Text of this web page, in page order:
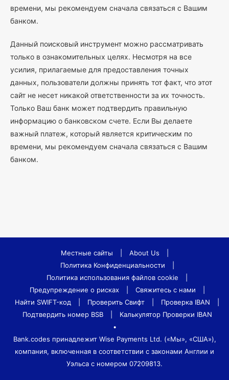
времени, мы рекомендуем сначала связаться с Вашим
банком.
Данный поисковый инструмент можно рассматривать
только в ознакомительных целях. Несмотря на все
усилия, прилагаемые для предоставления точных
данных, пользователи должны принять тот факт, что этот
сайт не несет никакой ответственности за их точность.
Только Ваш банк может подтвердить правильную
информацию о банковском счете. Если Вы делаете
важный платеж, который является критическим по
времени, мы рекомендуем сначала связаться с Вашим
банком.
Местные сайты About Us
Политика Конфиденциальности
Политика использования файлов cookie
Предупреждение о рисках
Свяжитесь с нами
Найти SWIFT-код
Проверить Свифт Проверка IBAN
Подтвердить номер BSB
Калькулятор Проверки IBAN
•
Bank.codes принадлежит Wise Payments Ltd. («Мы», «США»),
компания, включенная в соответствии с законами Англии и
Уэльса с номером 07209813.